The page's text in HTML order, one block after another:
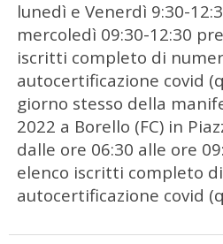
lunedì e Venerdì 9:30-
mercoledì 09:30-12:30
iscritti completo di
autocertificazione covid
giorno stesso della
2022 a Borello (FC) in
dalle ore 06:30 alle ore
elenco iscritti completo
autocertificazione covid